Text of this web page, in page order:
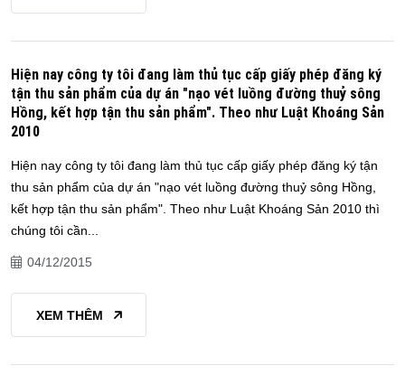
Hiện nay công ty tôi đang làm thủ tục cấp giấy phép đăng ký
tận thu sản phẩm của dự án "nạo vét luồng đường thuỷ sông
Hồng, kết hợp tận thu sản phẩm". Theo như Luật Khoáng Sản
2010
Hiện nay công ty tôi đang làm thủ tục cấp giấy phép đăng ký tận
thu sản phẩm của dự án "nạo vét luồng đường thuỷ sông Hồng,
kết hợp tận thu sản phẩm". Theo như Luật Khoáng Sản 2010 thì
chúng tôi cần...
04/12/2015
XEM THÊM